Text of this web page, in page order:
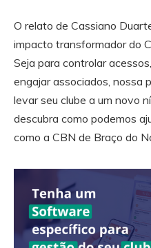
O relato de Cassiano
impacto transformador do
Seja para controlar
engajar associados, nossa
levar seu clube a um novo
descubra como podemos
como a CBN de Braço do